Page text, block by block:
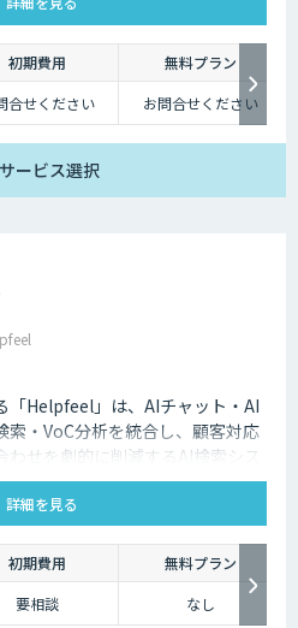
初期費用
無料プラン
合せください お問合せください
サービス選択
Helpfeel」は、AIチャット・AI
索・VoC分析を統合し、顧客対応
わせを劇的に削減するAI検索シス
走支援で、誰でも即座に答えを
詳細を見る
初期費用
無料プラン
要相談 なし